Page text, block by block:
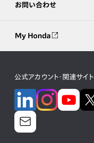
お問い合わせ
My Honda
公式アカウント・関連サイト